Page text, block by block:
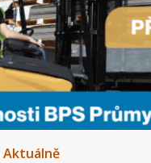
Aktuálně